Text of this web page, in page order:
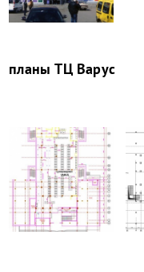
планыТЦ Варус